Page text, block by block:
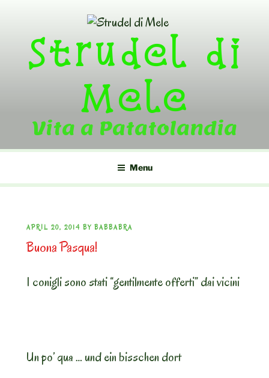
contentStrudel di
Mele
Vita a Patatolandia
Menu
POSTED
ON
APRIL 20, 2014 BY BABBABRA
Buona Pasqua!
I conigli sono stati “gentilmente offerti” dai vicini
Un po’ qua … und ein bisschen dort